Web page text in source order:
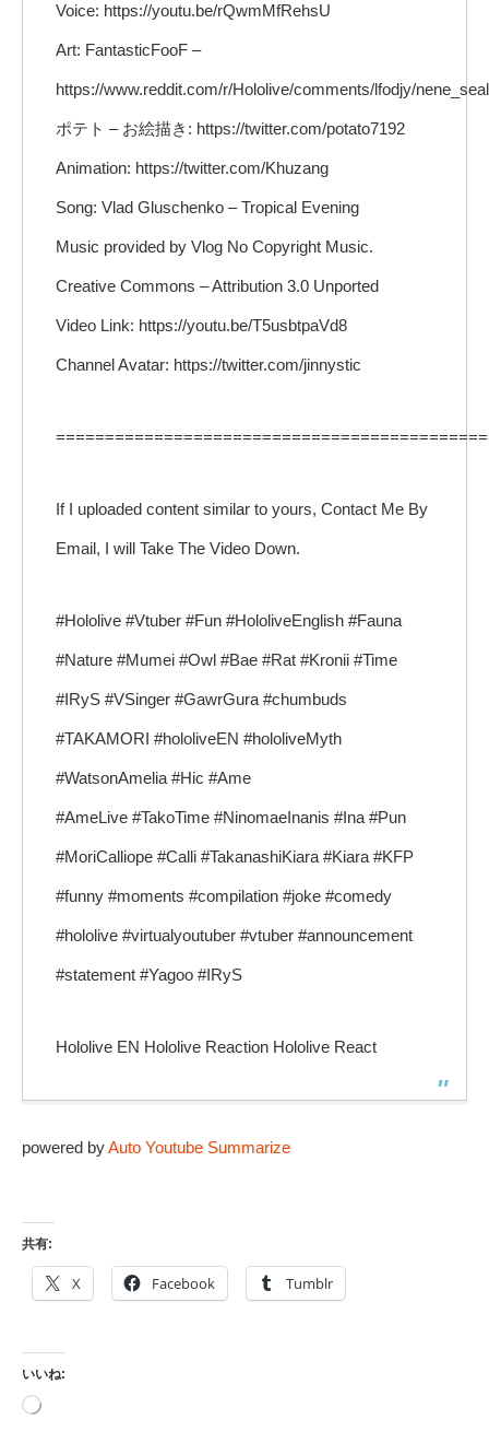
Voice: https://youtu.be/rQwmMfRehsU
Art: FantasticFooF –
https://www.reddit.com/r/Hololive/comments/lfodjy/
ポテト – お絵描き: https://twitter.com/potato7192
Animation: https://twitter.com/Khuzang
Song: Vlad Gluschenko – Tropical Evening
Music provided by Vlog No Copyright Music.
Creative Commons – Attribution 3.0 Unported
Video Link: https://youtu.be/T5usbtpaVd8
Channel Avatar: https://twitter.com/jinnystic
If I uploaded content similar to yours, Contact Me By
Email, I will Take The Video Down.
#Hololive #Vtuber #Fun #HololiveEnglish #Fauna
#Nature #Mumei #Owl #Bae #Rat #Kronii #Time
#IRyS #VSinger #GawrGura #chumbuds
#TAKAMORI #hololiveEN #hololiveMyth
#WatsonAmelia #Hic #Ame
#AmeLive #TakoTime #NinomaeInanis #Ina #Pun
#MoriCalliope #Calli #TakanashiKiara #Kiara #KFP
#funny #moments #compilation #joke #comedy
#hololive #virtualyoutuber #vtuber #announcement
#statement #Yagoo #IRyS
Hololive EN Hololive Reaction Hololive React
powered byAuto Youtube Summarize
共有:
X Facebook Tumblr
いいね:
読
み